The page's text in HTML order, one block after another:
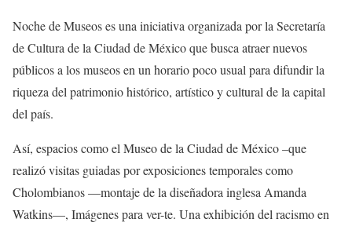
Noche de Museos es una iniciativa organizada por la Secretaría
de Cultura de la Ciudad de México que busca atraer nuevos
públicos a los museos en un horario poco usual para difundir la
riqueza del patrimonio histórico, artístico y cultural de la capital
del país.
Así, espacios como el Museo de la Ciudad de México –que
realizó visitas guiadas por exposiciones temporales como
Cholombianos —montaje de la diseñadora inglesa Amanda
Watkins—, Imágenes para ver-te. Una exhibición del racismo en